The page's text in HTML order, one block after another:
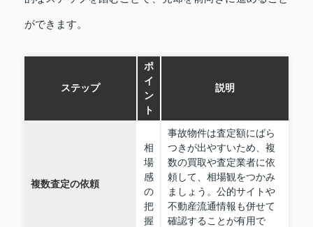
ができます。
ステップ
ポ
イ
ン
ト
説明
複数査定の依頼
相
場
感
の
把
握
事故物件は査定額にばら
つきが出やすいため、複
数の買取や査定業者に依
頼して、相場観をつかみ
ましょう。公的サイトや
不動産流通情報も併せて
確認することが有用で